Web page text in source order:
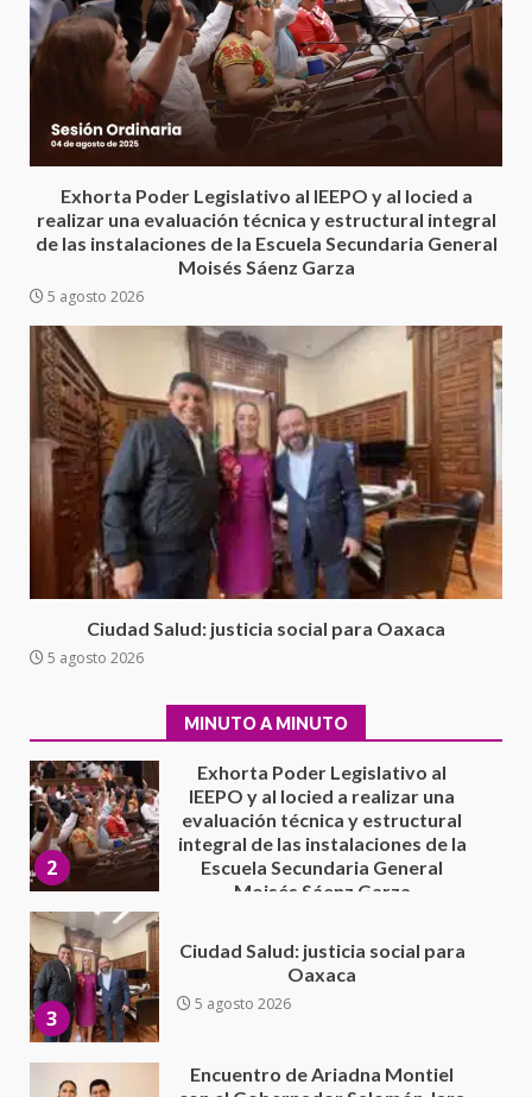
Exhorta Poder Legislativo al IEEPO y al Iocied a
realizar una evaluación técnica y estructural integral
de las instalaciones de la Escuela Secundaria General
Moisés Sáenz Garza
5 agosto 2026
Ciudad Salud: justicia social para Oaxaca
5 agosto 2026
MINUTO A MINUTO
30 julio 2026
5
Secretaría de Gobierno refuerza
presencia institucional en San
Juan Mazatlán
20 julio 2026
6
Sanciona Municipio de Oaxaca
de Juárez caso de maltrato
animal tras denuncia ciudadana
7
Detienen a Ernesto Ruffo en Baja
California; FGR lo investiga por
presuntos delitos de
delincuencia organizada y
contrabando
16 julio 2026
Avanza con orden y tranquilidad
el proceso electoral
extraordinario de Santiago
Xanica: Jesús Romero
7 agosto 2026
2
Exhorta Poder Legislativo al
integral de las instalaciones de la
Escuela Secundaria General
5 agosto 2026
3
Ciudad Salud: justicia social para
Oaxaca
5 agosto 2026
4
Encuentro de Ariadna Montiel
con el Gobernador Salomón Jara
de la transformación en
30 julio 2026